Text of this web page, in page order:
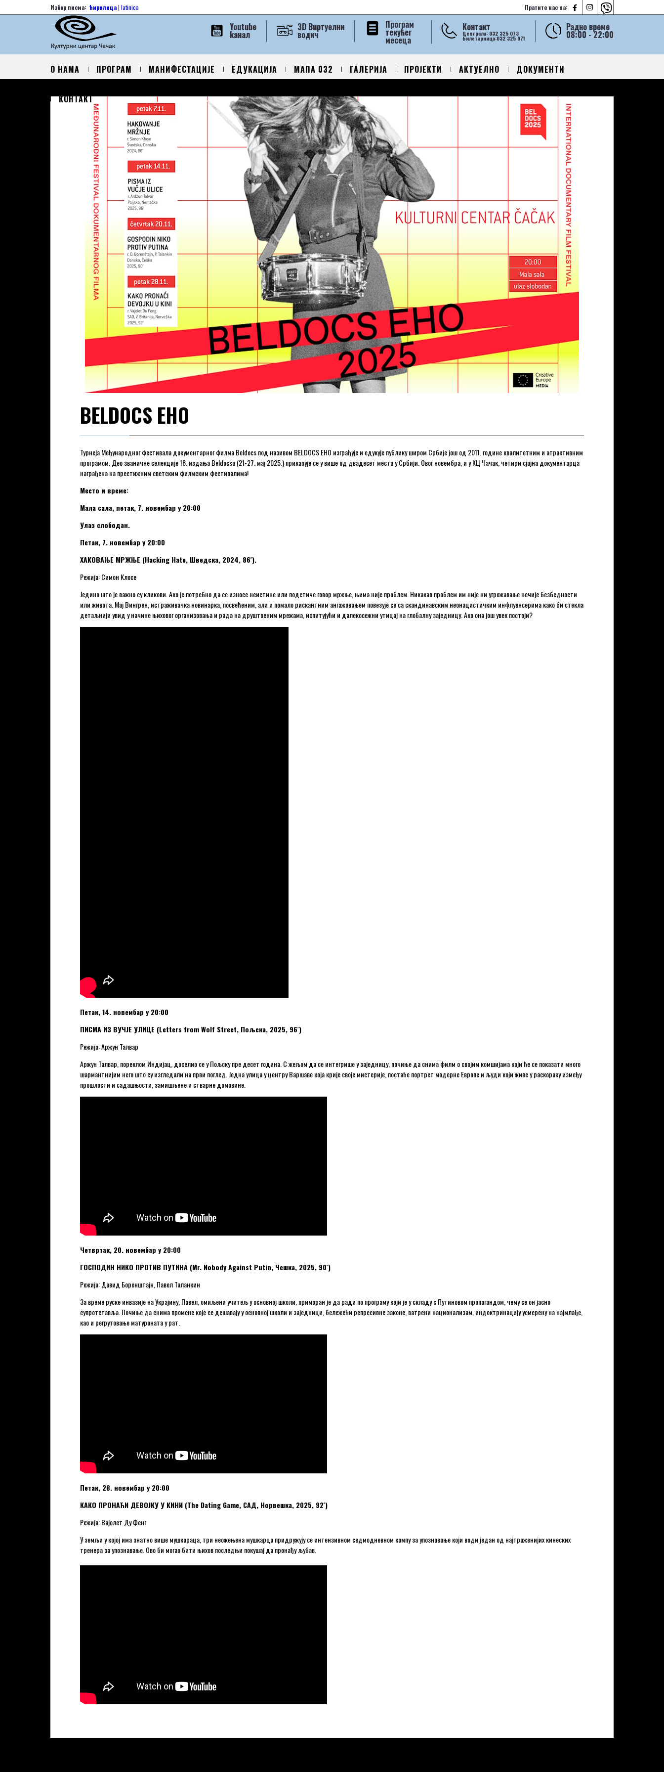
Пратите нас на:   
Избор писма: ћирилица| latinica
Радно време
08:00 - 22:00
Контакт
Централа: 032 325 073
Билетарница:032 325 071
Програм
текућег
месеца
3D Виртуелни
водич
Youtube
kанал
О НАМА ПРОГРАМ МАНИФЕСТАЦИЈЕ ЕДУКАЦИЈА МАПА 032 ГАЛЕРИЈА ПРОЈЕКТИ АКТУЕЛНО ДОКУМЕНТИ
КОНТАКТ
BELDOCS EHO
Турнеја Међународног фестивала документарног филма Beldocs под називом BELDOCS EHO изграђује и едукује публику широм Србије још од 2011. године квалитетним и атрактивним
програмом. Део званичне селекције 18. издања Beldocsa (21-27. мај 2025.) приказује се у више од двадесет места у Србији. Овог новембра, и у КЦ Чачак, четири сјајна документарца
награђена на престижним светским филмским фестивалима!
Место и време:
Мала сала, петак, 7. новембар у 20:00
Улаз слободан.
Петак, 7. новембар у 20:00
ХАКОВАЊЕ МРЖЊЕ (Hacking Hate, Шведска, 2024, 86′).
Режија: Симон Клосе
Једино што је важно су кликови. Ако је потребно да се износе неистине или подстиче говор мржње, њима није проблем. Никакав проблем им није ни угрожавање нечије безбедности
или живота. Мај Вингрен, истраживачка новинарка, посвећеним, али и помало рискантним ангажовањем повезује се са скандинавским неонацистичким инфлуенсерима како би стекла
детаљнији увид у начине њиховог организовања и рада на друштвеним мрежама, испитујући и далекосежни утицај на глобалну заједницу. Ако она још увек постоји?
Петак, 14. новембар у 20:00
ПИСМА ИЗ ВУЧЈЕ УЛИЦЕ (Letters from Wolf Street, Пољска, 2025, 96′)
Режија: Аржун Талвар
Аржун Талвар, пореклом Индијац, доселио се у Пољску пре десет година. С жељом да се интегрише у заједницу, почиње да снима филм о својим комшијама који ће се показати много
шармантнијим него што су изгледали на први поглед. Једна улица у центру Варшаве која крије своје мистерије, постаће портрет модерне Европе и људи који живе у раскораку између
прошлости и садашњости, замишљене и стварне домовине.
Четвртак, 20. новембар у 20:00
ГОСПОДИН НИКО ПРОТИВ ПУТИНА (Mr. Nobody Against Putin, Чешка, 2025, 90′)
Режија: Давид Боренштајн, Павел Таланкин
За време руске инвазије на Украјину, Павел, омиљени учитељ у основној школи, приморан је да ради по програму који је у складу с Путиновом пропагандом, чему се он јасно
супротставља. Почиње да снима промене које се дешавају у основној школи и заједници, бележећи репресивне законе, ватрени национализам, индоктринацију усмерену на најмлађе,
као и регрутовање матураната у рат.
Петак, 28. новембар у 20:00
КАКО ПРОНАЋИ ДЕВОЈКУ У КИНИ (The Dating Game, САД, Норвешка, 2025, 92′)
Режија: Вајолет Ду Фенг
У земљи у којој има знатно више мушкараца, три неожењена мушкарца придружују се интензивном седмодневном кампу за упознавање који води један од најтраженијих кинеских
тренера за упознавање. Ово би могао бити њихов последњи покушај да пронађу љубав.